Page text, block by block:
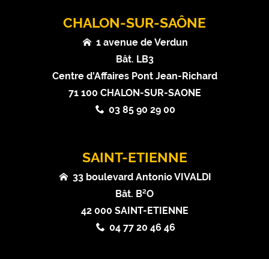
CHALON-SUR-SAÔNE
1 avenue de Verdun
Bât. LB3
Centre d'Affaires Pont Jean-Richard
71 100 CHALON-SUR-SAONE
03 85 90 29 00
SAINT-ETIENNE
33 boulevard Antonio VIVALDI
Bât. B²O
42 000 SAINT-ETIENNE
04 77 20 46 46